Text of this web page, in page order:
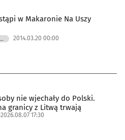
w Makaronie Na Uszy
2014.03.20 00:00
nie wjechały do Polski.
granicy z Litwą trwają
2026.08.07 17:30